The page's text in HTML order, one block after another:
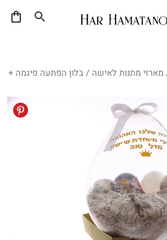
מארזי מתנות לאישה / בלון הפתעה פיגמה +